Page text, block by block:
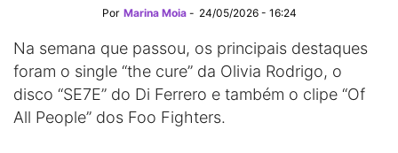
Por Marina Moia - 24/05/2026 - 16:24
Na semana que passou, os principais destaques
foram o single “the cure” da Olivia Rodrigo, o
disco “SE7E” do Di Ferrero e também o clipe “Of
All People” dos Foo Fighters.